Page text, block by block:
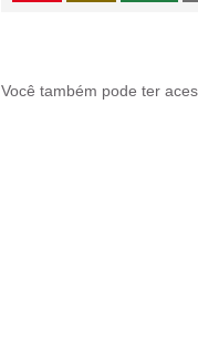
Você também pode ter